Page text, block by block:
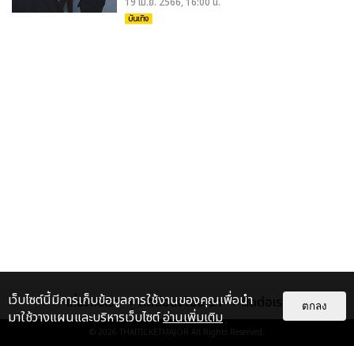
บันเทิง
เกี่ยวกับเรา ติดต่อลงโฆษณา ติดต่อเรา
© 2026 THAITICKETMAJOR All Rights Reserved.
เว็บไซต์นี้มีการเก็บข้อมูลการใช้งานของคุณเพื่อนำ
มาใช้วางแผนและบริหารเว็บไซต์อ่านเพิ่มเติม
ตกลง